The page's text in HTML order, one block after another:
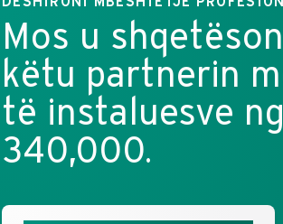
Mos u
këtu partnerin
të instaluesve
340,000.